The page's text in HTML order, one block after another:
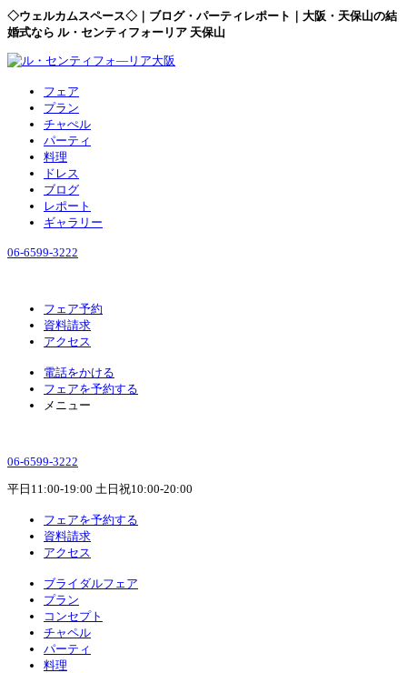
◇ウェルカムスペース◇｜ブログ・パーティレポート｜大阪・天保山の結
婚式なら ル・センティフォーリア 天保山
フェア
プラン
チャぺル
パーティ
料理
ドレス
ブログ
レポート
ギャラリー
06-6599-3222
フェア予約
資料請求
アクセス
電話をかける
フェアを予約する
メニュー
06-6599-3222
平日11:00-19:00 土日祝10:00-20:00
フェアを予約する
資料請求
アクセス
ブライダルフェア
プラン
コンセプト
チャペル
パーティ
料理